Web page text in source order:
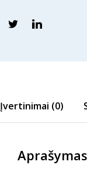
Įvertinimai (0)
Aprašymas